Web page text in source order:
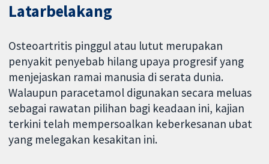
Latarbelakang
Osteoartritis pinggul atau lutut merupakan
penyakit penyebab hilang upaya progresif yang
menjejaskan ramai manusia di serata dunia.
Walaupun paracetamol digunakan secara meluas
sebagai rawatan pilihan bagi keadaan ini, kajian
terkini telah mempersoalkan keberkesanan ubat
yang melegakan kesakitan ini.